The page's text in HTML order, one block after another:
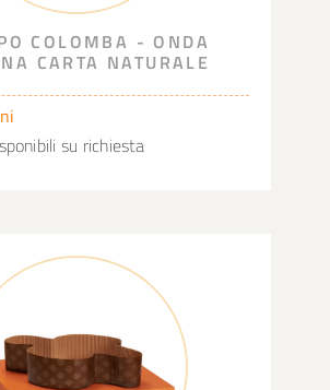
COLOMBA - ONDA
CARTA NATURALE
su richiesta